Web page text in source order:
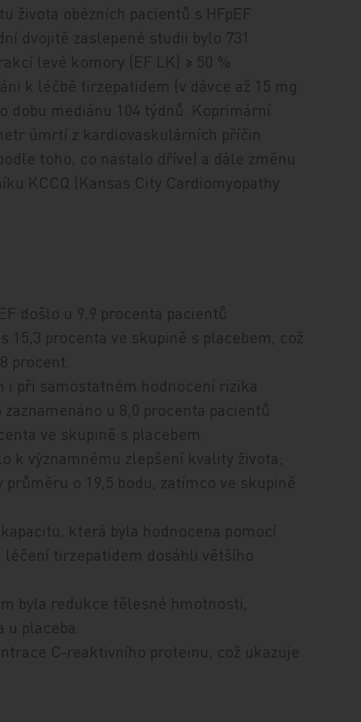
života obézních pacientů s HFpEF
dvojitě zaslepené studii bylo 731
levé komory (EF LK) ≥ 50 %
k léčbě tirzepatidem (v dávce až 15 mg
dobu mediánu 104 týdnů. Koprimární
úmrtí z kardiovaskulárních příčin
toho, co nastalo dříve) a dále změnu
KCCQ (Kansas City Cardiomyopathy
došlo u 9,9 procenta pacientů
15,3 procenta ve skupině s placebem, což
procent.
i při samostatném hodnocení rizika
u 8,0 procenta pacientů
ve skupině s placebem.
k významnému zlepšení kvality života;
o 19,5 bodu, zatímco ve skupině
která byla hodnocena pomocí
tirzepatidem dosáhli většího
byla redukce tělesné hmotnosti,
placeba.
C‑reaktivního proteinu, což ukazuje